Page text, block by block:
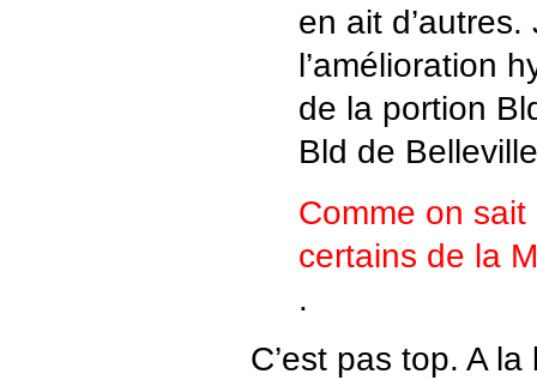
en ait
l’amélioration
de la portion
Bld de
Comme on sait
certains de la
.
C’est pas top. A